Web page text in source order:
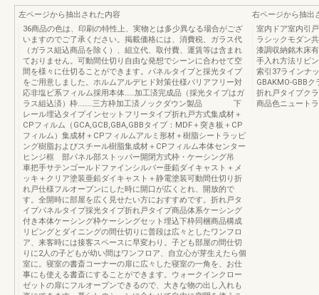
左ページから抽出された内容
36商品の色は、印刷の特性上、実物とは多少異なる場合がござ
いますのでご了承ください。掲載価格には、消費税、ガラス代
（ガラス組込商品を除く）、組立代、取付費、運賃等は含まれ
ておりません。可動間仕切り自由な発想でシーンに合わせて空
間を様々に仕切ることができます。パネルタイプと採光タイプ
をご用意しました。ホルムアルデヒド対策仕様バリアフリー対
応非塩ビ系フィルム採用本体……加工済完成品（採光タイプはガ
ラス組込済）枠………三方枠加工済ノックダウン製品 下
レール埋込タイプインセットフリータイプ折れ戸方式集成材＋
CPフィルム（GCA,GCB,GBA,GBBタイプ：MDF＋突き板＋CP
フィルム）集成材＋CPフィルムアルミ形材＋樹脂シートラッピ
ング樹脂およびスチール樹脂集成材＋CPフィルム本体センター
ヒンジ框 部パネル部ストッパー開閉方式枠・ケーシング吊
車把手サテンゴールドファインシルバー亜鉛ダイキャスト＋メ
ッキ＋クリア塗装亜鉛ダイキャスト＋静電塗装可動間仕切り折
れ戸仕様フルオープンにした時に開口が広くとれ、開放的で
す。全開時に部屋を広く見せたい方におすすめです。折れ戸タ
イプパネルタイプ採光タイプ折れ戸タイプ商品体系ケーシング
付き本体ケーシング枠ケーシングセット埋込下枠同梱商品構成
リビングとダイニングの間仕切りに普段は広々としたワンフロ
ア、来客時には接客スペースに早変わり。子ども部屋の間仕切
りに2人の子どもが幼い間はワンフロア、自立心が芽生えたら個
室に。寝室の書斎コーナーの扉に広々した寝室の一角を、お仕
事にも使える書斎にすることができます。ウォークインクロー
ゼットの扉にフルオープンできるので、大きな物の出し入れも
右ページから抽出
室内ドア室内引
ラシックモダン
漆調収納銘木床
手入れ方法リビ
索引37ラインナ
GBAKMO-GBB
折れ戸タイプク
商品色ニュート